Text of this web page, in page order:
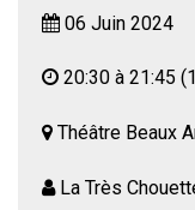
06 Juin 2024
20:30 à 21:45
Théâtre Beaux
La Très